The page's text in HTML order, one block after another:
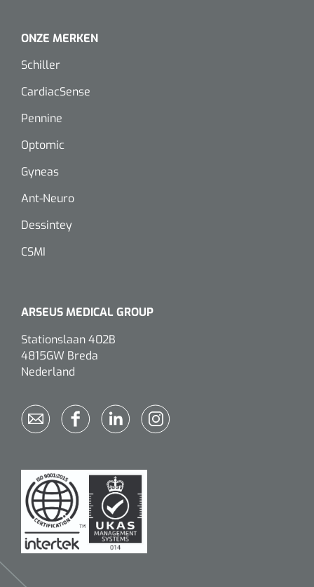
Toiletbeugels
Draaischijven
ONZE MERKEN
Schiller
CardiacSense
Pennine
Optomic
Gyneas
Ant-Neuro
Dessintey
CSMI
ARSEUS MEDICAL GROUP
Stationslaan 402B
4815GW Breda
Nederland